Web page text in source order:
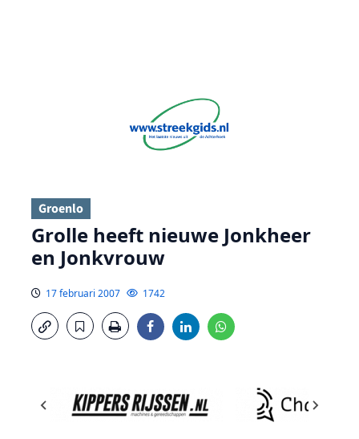
Groenlo
Grolle heeft nieuwe Jonkheer
en Jonkvrouw
17 februari 2007 1742